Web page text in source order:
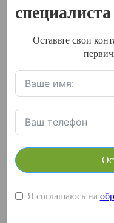
специалиста
Оставьте свои
Я соглашаюсь на